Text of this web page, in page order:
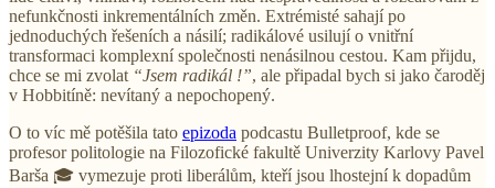
nefunkčnosti inkrementálních změn. Extrémisté sahají po
jednoduchých řešeních a násilí; radikálové usilují o vnitřní
transformaci komplexní společnosti nenásilnou cestou. Kam přijdu,
chce se mi zvolat “Jsem radikál !”, ale připadal bych si jako čaroděj
v Hobbitíně: nevítaný a nepochopený.
O to víc mě potěšila tato epizoda podcastu Bulletproof, kde se
profesor politologie na Filozofické fakultě Univerzity Karlovy Pavel
Barša 🎓 vymezuje proti liberálům, kteří jsou lhostejní k dopadům